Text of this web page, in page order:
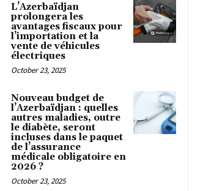
L’Azerbaïdjan
prolongera les
avantages fiscaux pour
l’importation et la
vente de véhicules
électriques
October 23, 2025
Nouveau budget de
l’Azerbaïdjan : quelles
autres maladies, outre
le diabète, seront
incluses dans le paquet
de l’assurance
médicale obligatoire en
2026 ?
October 23, 2025